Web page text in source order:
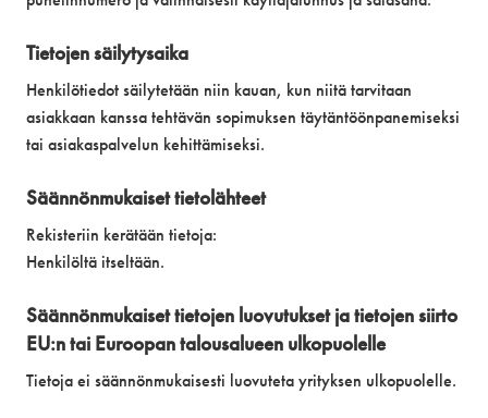
Tietojen säilytysaika
Henkilötiedot säilytetään niin kauan, kun niitä tarvitaan
asiakkaan kanssa tehtävän sopimuksen täytäntöönpanemiseksi
tai asiakaspalvelun kehittämiseksi.
Säännönmukaiset tietolähteet
Rekisteriin kerätään tietoja:
Henkilöltä itseltään.
Säännönmukaiset tietojen luovutukset ja tietojen siirto
EU:n tai Euroopan talousalueen ulkopuolelle
Tietoja ei säännönmukaisesti luovuteta yrityksen ulkopuolelle.